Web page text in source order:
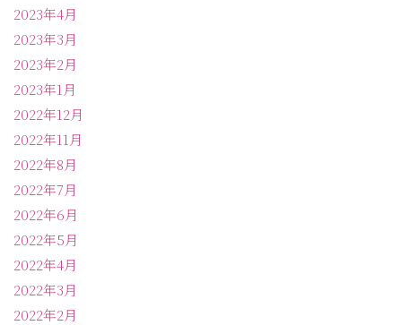
2023年4月
2023年3月
2023年2月
2023年1月
2022年12月
2022年11月
2022年8月
2022年7月
2022年6月
2022年5月
2022年4月
2022年3月
2022年2月